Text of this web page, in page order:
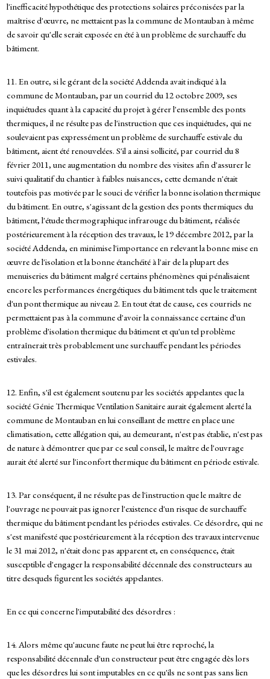
l'inefficacité hypothétique des protections solaires préconisées par la
maîtrise d'œuvre, ne mettaient pas la commune de Montauban à même
de savoir qu'elle serait exposée en été à un problème de surchauffe du
bâtiment.
11. En outre, si le gérant de la société Addenda avait indiqué à la
commune de Montauban, par un courriel du 12 octobre 2009, ses
inquiétudes quant à la capacité du projet à gérer l'ensemble des ponts
thermiques, il ne résulte pas de l'instruction que ces inquiétudes, qui ne
soulevaient pas expressément un problème de surchauffe estivale du
bâtiment, aient été renouvelées. S'il a ainsi sollicité, par courriel du 8
février 2011, une augmentation du nombre des visites afin d'assurer le
suivi qualitatif du chantier à faibles nuisances, cette demande n'était
toutefois pas motivée par le souci de vérifier la bonne isolation thermique
du bâtiment. En outre, s'agissant de la gestion des ponts thermiques du
bâtiment, l'étude thermographique infrarouge du bâtiment, réalisée
postérieurement à la réception des travaux, le 19 décembre 2012, par la
société Addenda, en minimise l'importance en relevant la bonne mise en
œuvre de l'isolation et la bonne étanchéité à l'air de la plupart des
menuiseries du bâtiment malgré certains phénomènes qui pénalisaient
encore les performances énergétiques du bâtiment tels que le traitement
d'un pont thermique au niveau 2. En tout état de cause, ces courriels ne
permettaient pas à la commune d'avoir la connaissance certaine d'un
problème d'isolation thermique du bâtiment et qu'un tel problème
entraînerait très probablement une surchauffe pendant les périodes
estivales.
12. Enfin, s'il est également soutenu par les sociétés appelantes que la
société Génie Thermique Ventilation Sanitaire aurait également alerté la
commune de Montauban en lui conseillant de mettre en place une
climatisation, cette allégation qui, au demeurant, n'est pas établie, n'est pas
de nature à démontrer que par ce seul conseil, le maître de l'ouvrage
aurait été alerté sur l'inconfort thermique du bâtiment en période estivale.
13. Par conséquent, il ne résulte pas de l'instruction que le maître de
l'ouvrage ne pouvait pas ignorer l'existence d'un risque de surchauffe
thermique du bâtiment pendant les périodes estivales. Ce désordre, qui ne
s'est manifesté que postérieurement à la réception des travaux intervenue
le 31 mai 2012, n'était donc pas apparent et, en conséquence, était
susceptible d'engager la responsabilité décennale des constructeurs au
titre desquels figurent les sociétés appelantes.
En ce qui concerne l'imputabilité des désordres :
14. Alors même qu'aucune faute ne peut lui être reproché, la
responsabilité décennale d'un constructeur peut être engagée dès lors
que les désordres lui sont imputables en ce qu'ils ne sont pas sans lien